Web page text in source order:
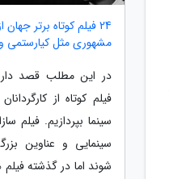
24 فیلم کوتاه برتر
مشهوری مثل کیارستمی
فیلم کوتاه از
سینما بپردازیم. فیلم
سینمایی و عناوین
شوند اما در گذشته